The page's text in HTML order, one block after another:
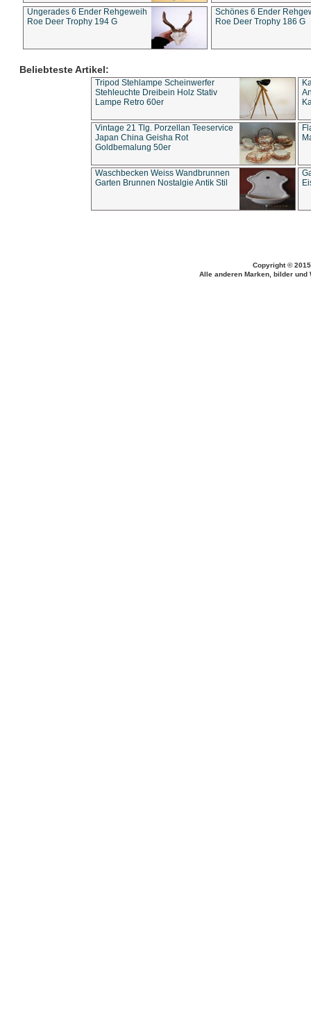
Ungerades 6 Ender Rehgeweih
Roe Deer Trophy 194 G
Schönes 6 Ender
Roe Deer Trophy 186 G
Beliebteste Artikel:
Tripod Stehlampe Scheinwerfer
Stehleuchte Dreibein Holz Stativ
Lampe Retro 60er
Vintage 21 Tlg. Porzellan Teeservice
Japan China Geisha Rot
Goldbemalung 50er
Waschbecken Weiss Wandbrunnen
Garten Brunnen Nostalgie Antik Stil
Copyright ©
Alle anderen Marken, bilder und